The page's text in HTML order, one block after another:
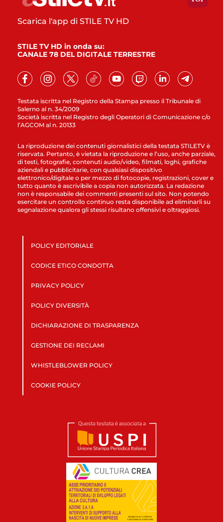
Testata iscritta nel Registro della Stampa presso il Tribunale di
Salerno al n. 34/2009
Società iscritta nel Registro degli Operatori di Comunicazione c/o
l’AGCOM al n. 20133
Scarica l'app di STILE TV HD
STILE TV HD in onda su:
CANALE 78 DEL DIGITALE TERRESTRE
La riproduzione dei contenuti giornalistici della testata STILETV è
riservata. Pertanto, è vietata la riproduzione e l’uso, anche parziale,
di testi, fotografie, contenuti audio/video, filmati, loghi, grafiche
aziendali e pubblicitarie, con qualsiasi dispositivo
elettronico/digitale o per mezzo di fotocopie, registrazioni, cover e
tutto quanto è ascrivibile a copia non autorizzata. La redazione
non è responsabile dei commenti presenti sul sito. Non potendo
esercitare un controllo continuo resta disponibile ad eliminarli su
segnalazione qualora gli stessi risultano offensivi e oltraggiosi.
POLICY EDITORIALE
CODICE ETICO CONDOTTA
PRIVACY POLICY
POLICY DIVERSITÀ
DICHIARAZIONE DI TRASPARENZA
GESTIONE DEI RECLAMI
WHISTLEBLOWER POLICY
COOKIE POLICY